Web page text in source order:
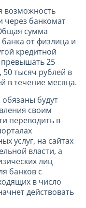
возможность
через банкомат
сумма
от физлица и
кредитной
25
тысяч рублей в
в течение месяца.
будут
своим
переводить в
услуг, на сайтах
власти, а
лиц
банков с
в число
действовать